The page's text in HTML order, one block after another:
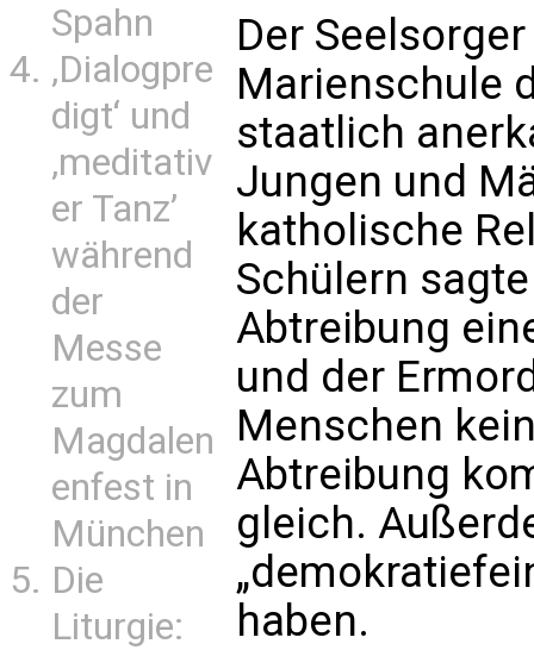
Spahn
‚Dialogpre
digt‘ und
‚meditativ
er Tanz’
während
der
Messe
zum
Magdalen
enfest in
München
Die
Liturgie:
Der
Marienschule
staatlich
Jungen und
katholische
Schülern
Abtreibung
und der
Menschen
Abtreibung
gleich.
haben.